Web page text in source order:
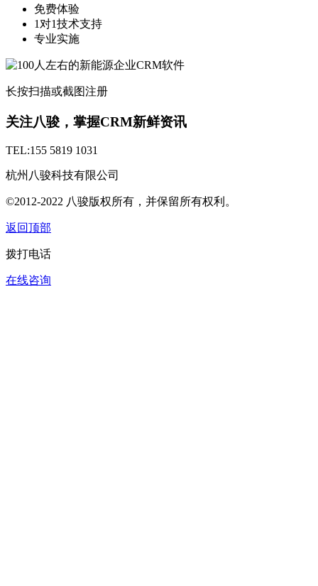
免费体验
1对1技术支持
专业实施
长按扫描或截图注册
关注八骏，掌握CRM新鲜资讯
TEL:155 5819 1031
杭州八骏科技有限公司
©2012-2022 八骏版权所有，并保留所有权利。
返回顶部
拨打电话
在线咨询